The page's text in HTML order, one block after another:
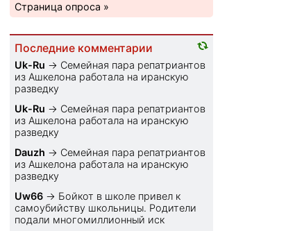
Страница опроса »
Последние комментарии
Uk-Ru → Семейная пара репатриантов
из Ашкелона работала на иранскую
разведку
Uk-Ru → Семейная пара репатриантов
из Ашкелона работала на иранскую
разведку
Dauzh → Семейная пара репатриантов
из Ашкелона работала на иранскую
разведку
Uw66 → Бойкот в школе привел к
самоубийству школьницы. Родители
подали многомиллионный иск